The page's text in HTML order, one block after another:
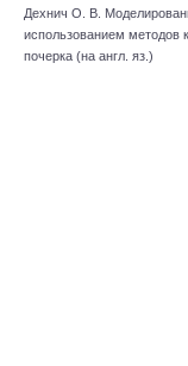
Дехнич О. В.
использованием методов
почерка (на англ. яз.)